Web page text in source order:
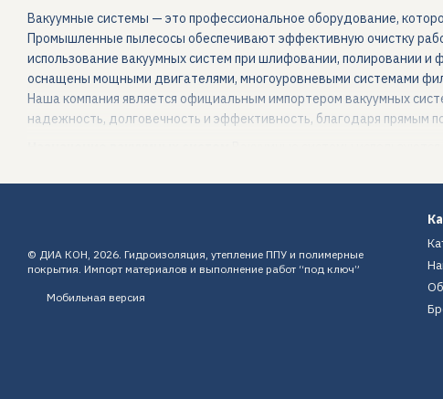
Вакуумные системы — это профессиональное оборудование,
Промышленные пылесосы обеспечивают эффективную очистку
использование вакуумных систем при шлифовании, полировании
оснащены мощными двигателями, многоуровневыми системами
Наша компания является официальным импортером вакуумных
надежность, долговечность и эффективность, благодаря прямым
обеспечивать чистоту рабочей зоны;
снижать износ оборудования. Использование вакуумных
В нашем ассортименте
© ДИА КОН, 2026. Гидроизоляция, утепление ППУ и полимерные
покрытия. Импорт материалов и выполнение работ “под ключ”
Мобильная версия